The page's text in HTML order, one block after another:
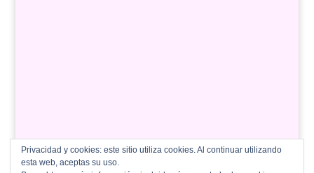
Privacidad y cookies: este sitio utiliza cookies. Al continuar utilizando
esta web, aceptas su uso.